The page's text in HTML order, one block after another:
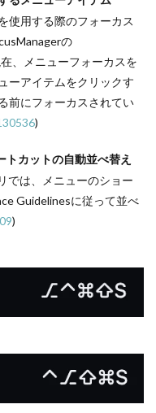
使用する際のフォーカス
の
、メニューフォーカスを
ーアイテムをクリックす
前にフォーカスされてい
)
トカットの自動並べ替え
では、メニューのショー
Guidelinesに従って並べ
)